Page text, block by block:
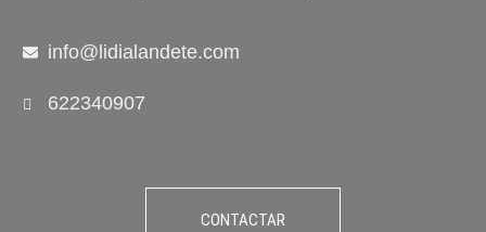
info@lidialandete.com
622340907
CONTACTAR